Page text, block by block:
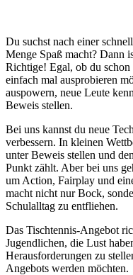
Du suchst nach einer
Menge Spaß macht? Dann
Richtige! Egal, ob du schon
einfach mal ausprobieren
auspowern, neue Leute
Beweis stellen.
Bei uns kannst du neue
verbessern. In kleinen
unter Beweis stellen und
Punkt zählt. Aber bei uns
um Action, Fairplay und
macht nicht nur Bock,
Schulalltag zu entfliehen.
Das Tischtennis-Angebot
Jugendlichen, die Lust
Herausforderungen zu
Angebots werden möchten.